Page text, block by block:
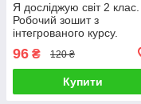
Я досліджую світ 2 клас.
Робочий зошит з
інтегрованого курсу.
Частична 2. Тетяна
Гільберг
96 ₴ 120 ₴
Купити